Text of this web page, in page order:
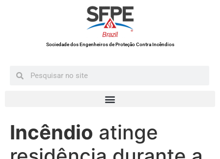
Sociedade dos Engenheiros de Proteção Contra Incêndios
Incêndio atinge